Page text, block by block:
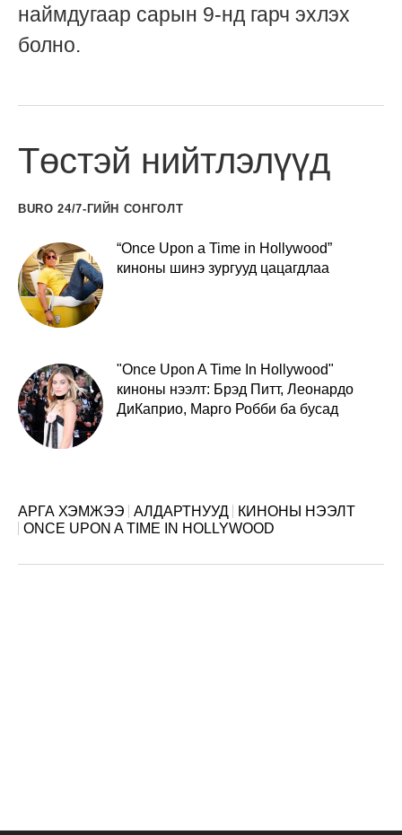
наймдугаар сарын 9-нд гарч эхлэх
болно.
Төстэй нийтлэлүүд
BURO 24/7-ГИЙН СОНГОЛТ
“Once Upon a Time in Hollywood”
киноны шинэ зургууд цацагдлаа
"Once Upon A Time In Hollywood"
киноны нээлт: Брэд Питт, Леонардо
ДиКаприо, Марго Робби ба бусад
АРГА ХЭМЖЭЭ АЛДАРТНУУД
КИНОНЫ НЭЭЛТ
ONCE UPON A TIME IN HOLLYWOOD